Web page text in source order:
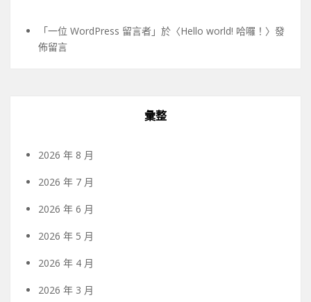
「一位 WordPress 留言者 」於〈Hello world! 哈囉！ 〉發
佈留言
彙整
2026 年 8 月
2026 年 7 月
2026 年 6 月
2026 年 5 月
2026 年 4 月
2026 年 3 月